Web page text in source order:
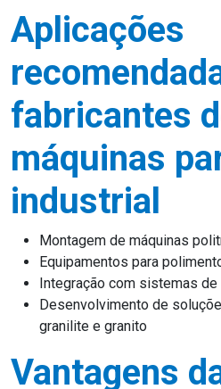
Aplicações
fabricantes
máquinas
industrial
Montagem de máquinas
Equipamentos para
Integração com sistemas
Desenvolvimento de
granilite e granito
Vantagens